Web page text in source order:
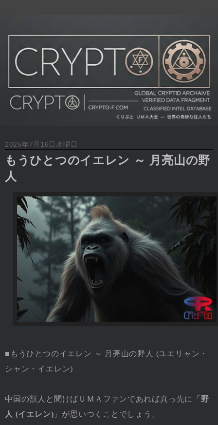
2025年7月16日水曜日
もうひとつのイエレン ～ 月亮山の野
人
■もうひとつのイエレン ～ 月亮山の野人 (ユエリャン・
シャン・イエレン)
中国の獣人と聞けばＵＭＡファンであれば真っ先に「 野
人 (イエレン) 」が思いつくことでしょう。